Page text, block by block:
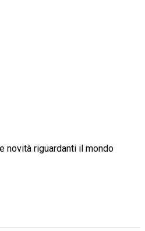
novità riguardanti il mondo